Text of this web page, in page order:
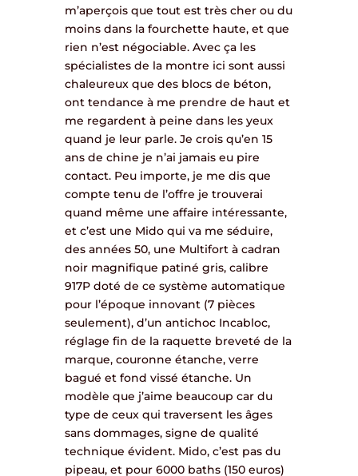
m’aperçois que tout est très cher ou du
moins dans la fourchette haute, et que
rien n’est négociable. Avec ça les
spécialistes de la montre ici sont aussi
chaleureux que des blocs de béton,
ont tendance à me prendre de haut et
me regardent à peine dans les yeux
quand je leur parle. Je crois qu’en 15
ans de chine je n’ai jamais eu pire
contact. Peu importe, je me dis que
compte tenu de l’offre je trouverai
quand même une affaire intéressante,
et c’est une Mido qui va me séduire,
des années 50, une Multifort à cadran
noir magnifique patiné gris, calibre
917P doté de ce système automatique
pour l’époque innovant (7 pièces
seulement), d’un antichoc Incabloc,
réglage fin de la raquette breveté de la
marque, couronne étanche, verre
bagué et fond vissé étanche. Un
modèle que j’aime beaucoup car du
type de ceux qui traversent les âges
sans dommages, signe de qualité
technique évident. Mido, c’est pas du
pipeau, et pour 6000 baths (150 euros)